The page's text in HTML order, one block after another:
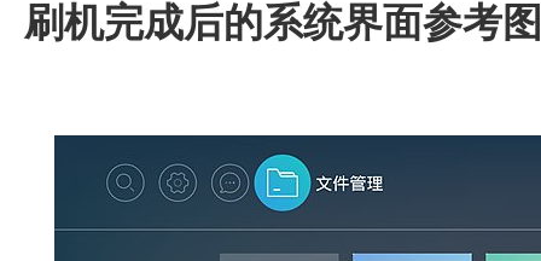
刷机完成后的系统界面参考